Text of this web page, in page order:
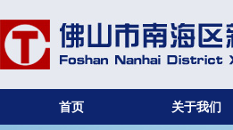
首页 关于我们